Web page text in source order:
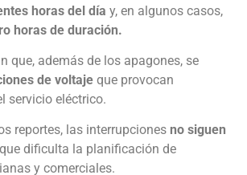
horas del día y, en algunos casos,
horas de duración.
que, además de los apagones, se
de voltaje que provocan
servicio eléctrico.
reportes, las interrupciones no siguen
dificulta la planificación de
y comerciales.